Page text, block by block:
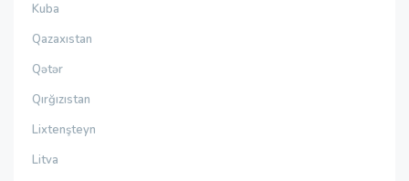
Kuba
Qazaxıstan
Qətər
Qırğızıstan
Lixtenşteyn
Litva